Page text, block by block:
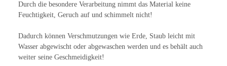
Durch die besondere Verarbeitung nimmt das Material keine
Feuchtigkeit, Geruch auf und schimmelt nicht!
Dadurch können Verschmutzungen wie Erde, Staub leicht mit
Wasser abgewischt oder abgewaschen werden und es behält auch
weiter seine Geschmeidigkeit!